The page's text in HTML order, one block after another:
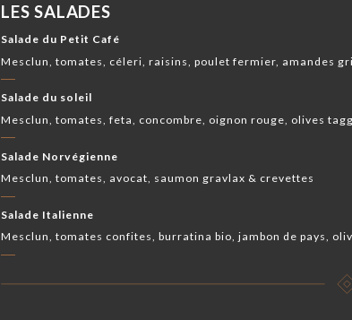
LES SALADES
Salade du Petit Café
Mesclun, tomates, céleri, raisins, poulet fermier, amandes
Salade du soleil
Mesclun, tomates, feta, concombre, oignon rouge, olives
Salade Norvégienne
Mesclun, tomates, avocat, saumon gravlax & crevettes
Salade Italienne
Mesclun, tomates confites, burratina bio, jambon de pays,